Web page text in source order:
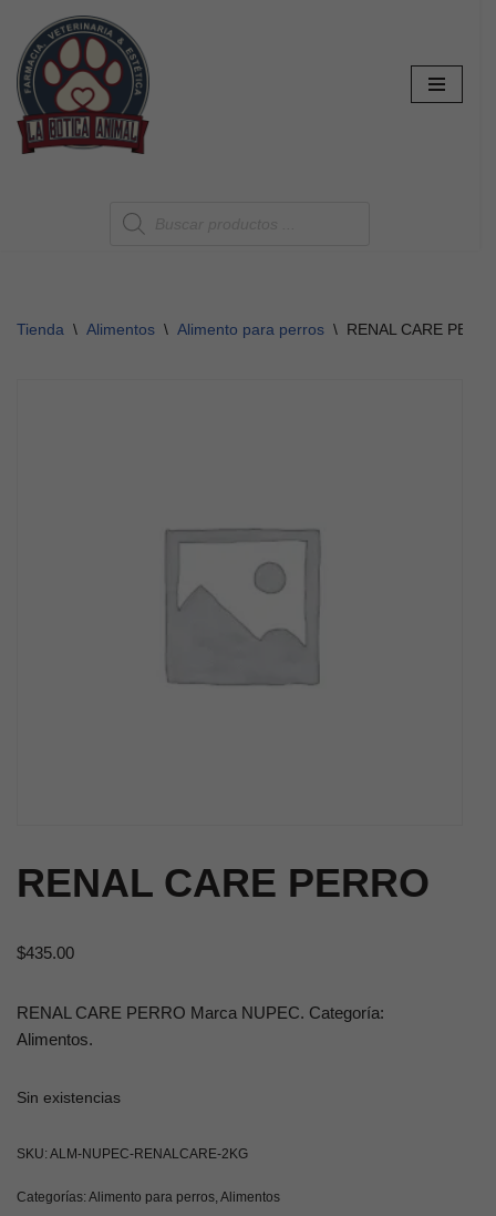
Saltar
al
contenido
Tienda \ Alimentos \ Alimento para perros \ RENAL CARE
RENAL CARE PERRO
$435.00
RENAL CARE PERRO Marca NUPEC. Categoría:
Alimentos.
Sin existencias
SKU: ALM-NUPEC-RENALCARE-2KG
Categorías: Alimento para perros Alimentos